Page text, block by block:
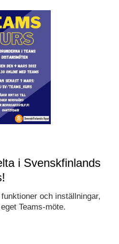
i Svenskfinlands
och inställningar,
Teams-möte.